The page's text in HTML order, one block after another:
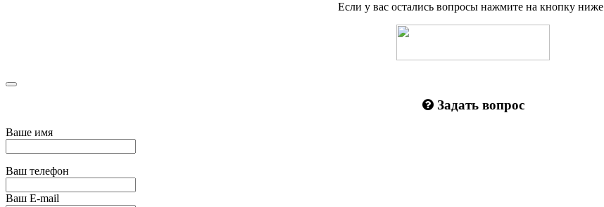
Если у вас остались вопросы нажмите на кнопку ниже
Задать вопрос
Ваше имя
Ваш телефон
Ваш E-mail